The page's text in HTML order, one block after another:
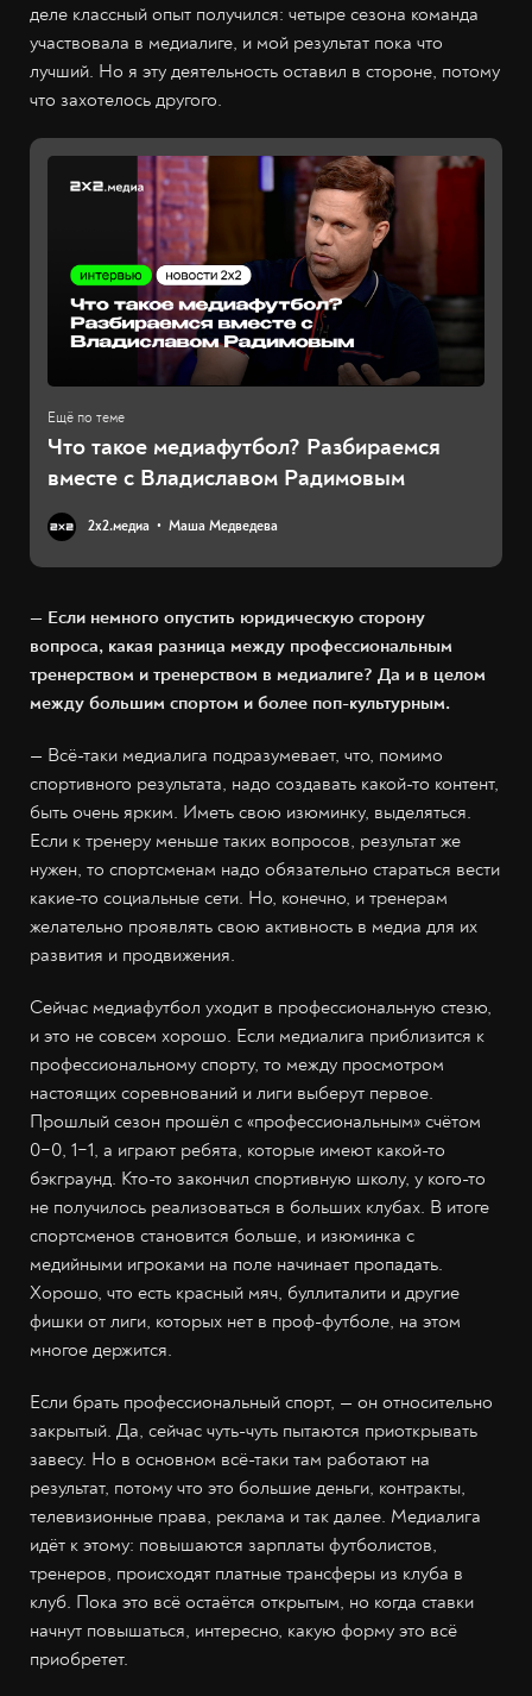
деле классный опыт получился: четыре сезона команда
участвовала в медиалиге, и мой результат пока что
лучший. Но я эту деятельность оставил в стороне, потому
что захотелось другого.
Что такое медиафутбол? Разбираемся
вместе с Владиславом Радимовым
2х2.медиа Маша Медведева
— Если немного опустить юридическую сторону
вопроса, какая разница между профессиональным
тренерством и тренерством в медиалиге? Да и в целом
между большим спортом и более поп-культурным.
— Всё-таки медиалига подразумевает, что, помимо
спортивного результата, надо создавать какой-то контент,
быть очень ярким. Иметь свою изюминку, выделяться.
Если к тренеру меньше таких вопросов, результат же
нужен, то спортсменам надо обязательно стараться вести
какие-то социальные сети. Но, конечно, и тренерам
желательно проявлять свою активность в медиа для их
развития и продвижения.
Сейчас медиафутбол уходит в профессиональную стезю,
и это не совсем хорошо. Если медиалига приблизится к
профессиональному спорту, то между просмотром
настоящих соревнований и лиги выберут первое.
Прошлый сезон прошёл с «профессиональным» счётом
0−0, 1−1, а играют ребята, которые имеют какой-то
бэкграунд. Кто-то закончил спортивную школу, у кого-то
не получилось реализоваться в больших клубах. В итоге
спортсменов становится больше, и изюминка с
медийными игроками на поле начинает пропадать.
Хорошо, что есть красный мяч, буллиталити и другие
фишки от лиги, которых нет в проф-футболе, на этом
многое держится.
Если брать профессиональный спорт, — он относительно
закрытый. Да, сейчас чуть-чуть пытаются приоткрывать
завесу. Но в основном всё-таки там работают на
результат, потому что это большие деньги, контракты,
телевизионные права, реклама и так далее. Медиалига
идёт к этому: повышаются зарплаты футболистов,
тренеров, происходят платные трансферы из клуба в
клуб. Пока это всё остаётся открытым, но когда ставки
начнут повышаться, интересно, какую форму это всё
приобретет.